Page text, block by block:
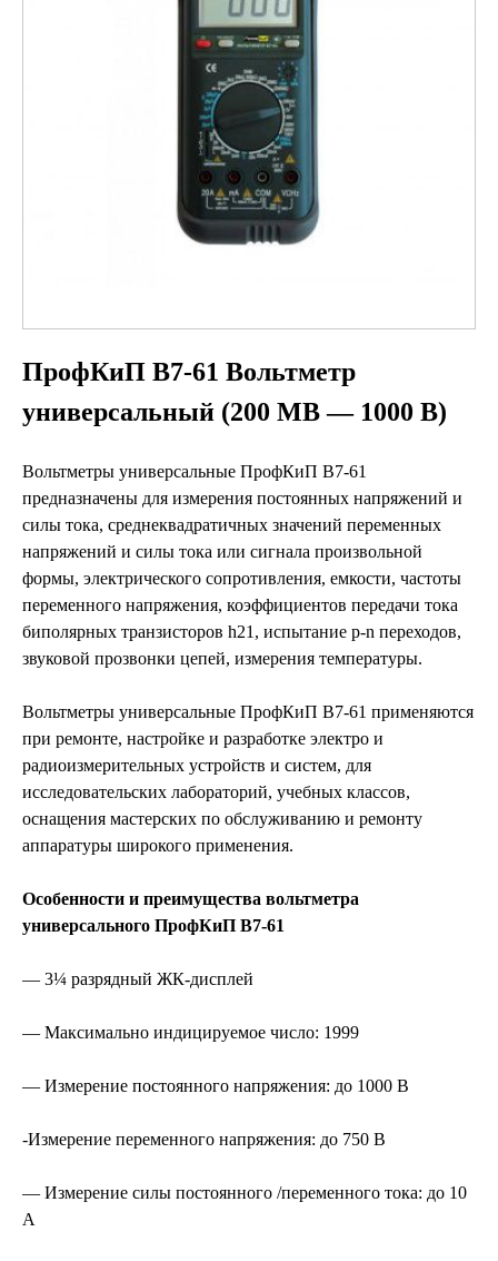
ПрофКиП В7-61 Вольтметр
универсальный (200 МВ — 1000 В)
Вольтметры универсальные ПрофКиП В7-61
предназначены для измерения постоянных напряжений и
силы тока, среднеквадратичных значений переменных
напряжений и силы тока или сигнала произвольной
формы, электрического сопротивления, емкости, частоты
переменного напряжения, коэффициентов передачи тока
биполярных транзисторов h21, испытание p-n переходов,
звуковой прозвонки цепей, измерения температуры.
Вольтметры универсальные ПрофКиП В7-61 применяются
при ремонте, настройке и разработке электро и
радиоизмерительных устройств и систем, для
исследовательских лабораторий, учебных классов,
оснащения мастерских по обслуживанию и ремонту
аппаратуры широкого применения.
Особенности и преимущества вольтметра
универсального ПрофКиП В7-61
— 3¼ разрядный ЖК-дисплей
— Максимально индицируемое число: 1999
— Измерение постоянного напряжения: до 1000 В
-Измерение переменного напряжения: до 750 В
— Измерение силы постоянного /переменного тока: до 10
А